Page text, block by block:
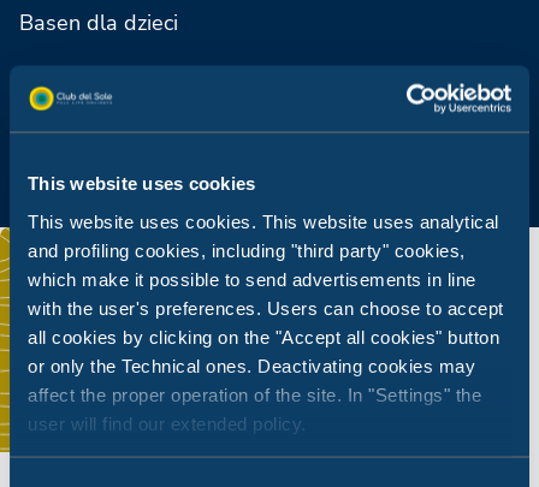
This website uses cookies
This website uses cookies. This website uses analytical
and profiling cookies, including "third party" cookies,
which make it possible to send advertisements in line
with the user's preferences. Users can choose to accept
all cookies by clicking on the "Accept all cookies" button
or only the Technical ones. Deactivating cookies may
affect the proper operation of the site. In "Settings" the
user will find our extended policy.
Basen dla dzieci